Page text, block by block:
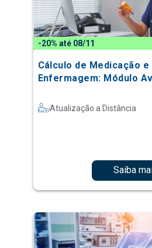
-20% até 08/11
Cálculo de Medicação e
Enfermagem: Módulo
Atualização a Distância
Saiba